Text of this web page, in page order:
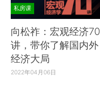
私房课
向松祚：宏观经济70
讲，带你了解国内外
经济大局
2022年04月06日